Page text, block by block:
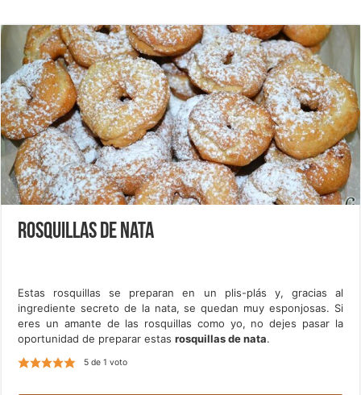
Rosquillas de nata
Estas rosquillas se preparan en un plis-plás y, gracias al
ingrediente secreto de la nata, se quedan muy esponjosas. Si
eres un amante de las rosquillas como yo, no dejes pasar la
oportunidad de preparar estasrosquillas de nata.
5de 1 voto